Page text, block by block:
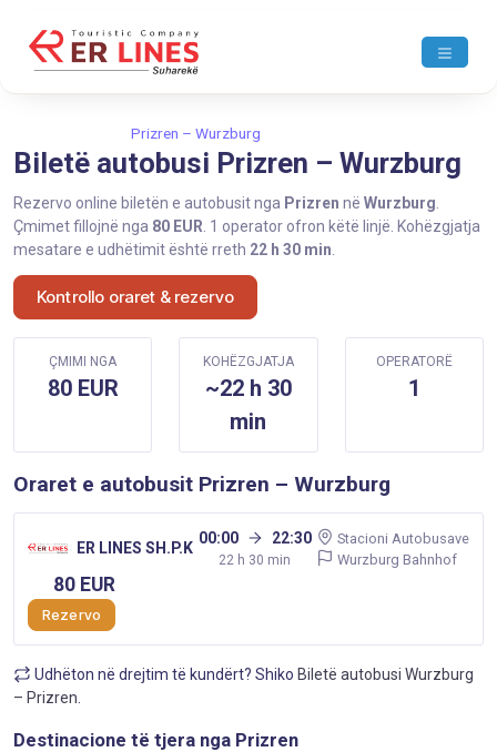
Prizren – Wurzburg
Biletë autobusi Prizren – Wurzburg
Rezervo online biletën e autobusit nga Prizren në Wurzburg
Çmimet fillojnë nga 80 EUR . 1 operator ofron këtë linjë. Kohëzgjatja
mesatare e udhëtimit është rreth 22 h 30 min
Kontrollo oraret & rezervo
ÇMIMI NGA
80 EUR
KOHËZGJATJA
~22 h 30
min
OPERATORË
1
Oraret e autobusit Prizren – Wurzburg
ER LINES SH.P.K
00:00 22:30
22 h 30 min
Stacioni Autobusave
Wurzburg Bahnhof
80 EUR
Rezervo
Udhëton në drejtim të kundërt? Shiko Biletë autobusi Wurzburg
– Prizren
Destinacione të tjera nga Prizren